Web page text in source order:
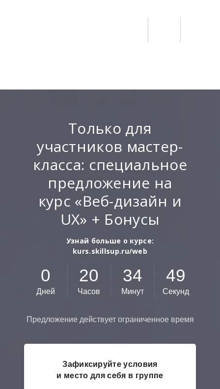
Только для
участников мастер-
класса: специальное
предложение на
курс «Веб-дизайн и
UX» + Бонусы
Узнай больше о курсе:
kurs.skillsup.ru/web
0
Дней
20
Часов
34
Минут
48
Секунд
Предложение действует ограниченное время
Зафиксируйте условия
и место для себя в группе